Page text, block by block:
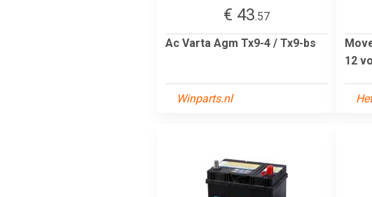
€ 43.57
Ac Varta Agm Tx9-4 / Tx9-bs
Winparts.nl
12